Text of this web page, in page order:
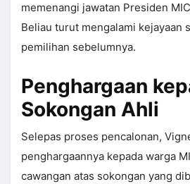
memenangi jawatan Presiden
Beliau turut mengalami kejayaan
pemilihan sebelumnya.
Penghargaan
Sokongan Ahli
Selepas proses pencalonan,
penghargaannya kepada warga
cawangan atas sokongan yang